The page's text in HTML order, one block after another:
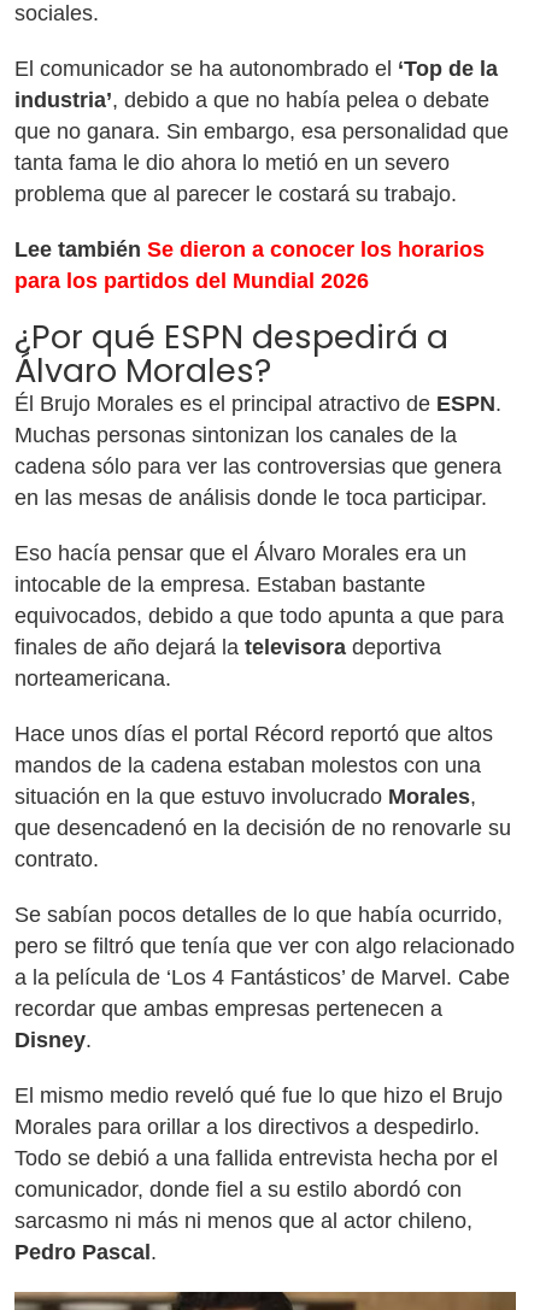
sociales.
El comunicador se ha autonombrado el ‘Top de la
industria’, debido a que no había pelea o debate
que no ganara. Sin embargo, esa personalidad que
tanta fama le dio ahora lo metió en un severo
problema que al parecer le costará su trabajo.
Lee también Se dieron a conocer los horarios
para los partidos del Mundial 2026
¿Por qué ESPN despedirá a
Álvaro Morales?
Él Brujo Morales es el principal atractivo de ESPN.
Muchas personas sintonizan los canales de la
cadena sólo para ver las controversias que genera
en las mesas de análisis donde le toca participar.
Eso hacía pensar que el Álvaro Morales era un
intocable de la empresa. Estaban bastante
equivocados, debido a que todo apunta a que para
finales de año dejará la televisora deportiva
norteamericana.
Hace unos días el portal Récord reportó que altos
mandos de la cadena estaban molestos con una
situación en la que estuvo involucrado Morales,
que desencadenó en la decisión de no renovarle su
contrato.
Se sabían pocos detalles de lo que había ocurrido,
pero se filtró que tenía que ver con algo relacionado
a la película de ‘Los 4 Fantásticos’ de Marvel. Cabe
recordar que ambas empresas pertenecen a
Disney.
El mismo medio reveló qué fue lo que hizo el Brujo
Morales para orillar a los directivos a despedirlo.
Todo se debió a una fallida entrevista hecha por el
comunicador, donde fiel a su estilo abordó con
sarcasmo ni más ni menos que al actor chileno,
Pedro Pascal .